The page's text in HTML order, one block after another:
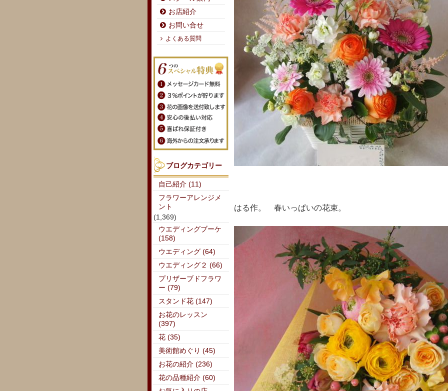
はる作。 春いっぱいの花束。
お店紹介
お問い合せ
よくある質問
ブログカテゴリー
自己紹介 (11)
フラワーアレンジメ
ント
(1,369)
ウエディングブーケ
(158)
ウエディング (64)
ウエディング２ (66)
プリザーブドフラワ
ー (79)
スタンド花 (147)
お花のレッスン
(397)
花 (35)
美術館めぐり (45)
お花の紹介 (236)
花の品種紹介 (60)